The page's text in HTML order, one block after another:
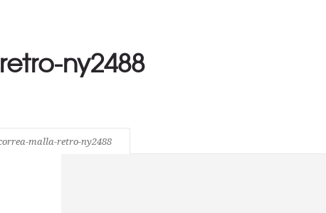
ny2488
malla-retro-ny2488